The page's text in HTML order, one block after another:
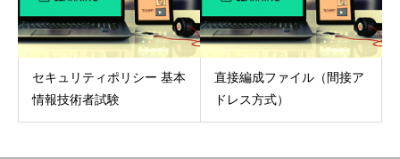
セキュリティポリシー 基本
情報技術者試験
直接編成ファイル（間接ア
ドレス方式）